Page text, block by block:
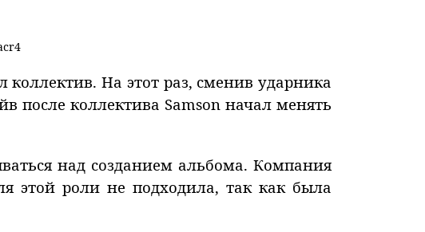
коллектив. На этот раз, сменив ударника
после коллектива Samson начал менять
над созданием альбома. Компания
этой роли не подходила, так как была